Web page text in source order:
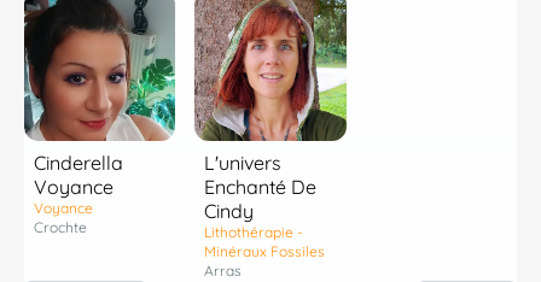
Cinderella
Voyance
Voyance
Crochte
L'univers
Enchanté De
Cindy
Lithothérapie -
Minéraux Fossiles
Arras